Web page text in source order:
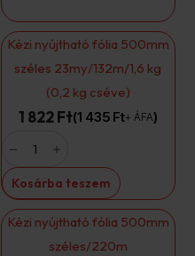
Kézi nyújtható fólia 500mm
széles 23my/132m/1,6 kg
(0,2 kg cséve)
1 822 Ft 1 435 Ft+ ÁFA
nyújtható
500mm
széles
23my/132m/1,6
kg
(0,2
Kosárba teszem
Kézi nyújtható fólia 500mm
széles/220m